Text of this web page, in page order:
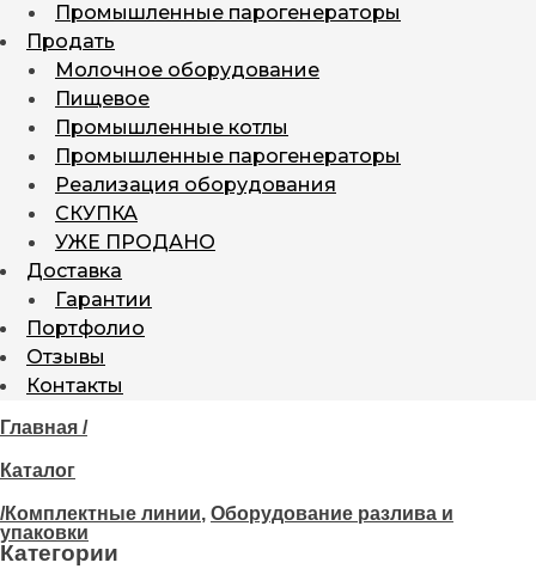
Промышленные парогенераторы
Продать
Молочное оборудование
Пищевое
Промышленные котлы
Промышленные парогенераторы
Реализация оборудования
СКУПКА
УЖЕ ПРОДАНО
Доставка
Гарантии
Портфолио
Отзывы
Контакты
Главная /
Каталог
/Комплектные линии, Оборудование разлива и
упаковки
Категории